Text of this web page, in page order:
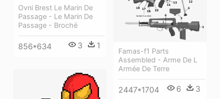
Ovni Brest Le Marin De
Passage - Le Marin De
Passage - Broché
856*634 3 1
Famas-f1 Parts
Assembled - Arme De L
Armée De Terre
2447*1704 6 3